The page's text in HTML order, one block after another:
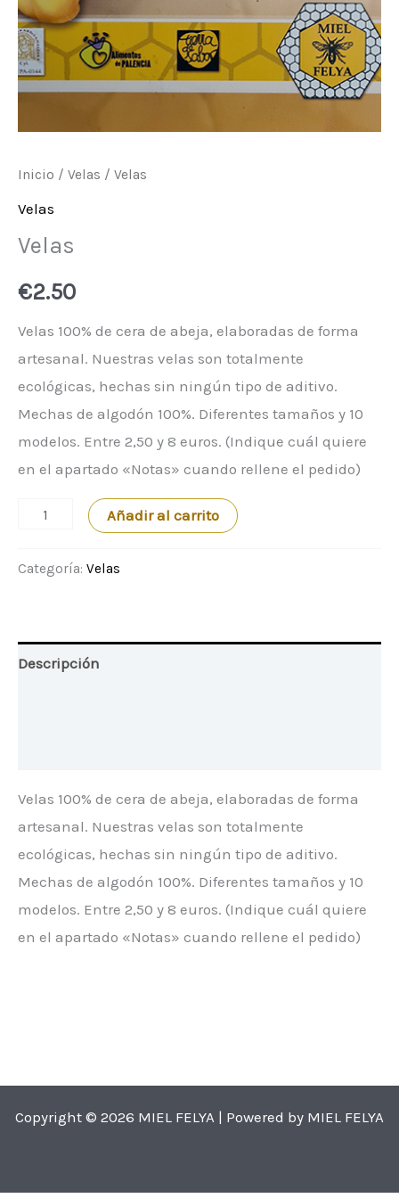
Inicio / Velas / Velas
Velas
Velas
€2.50
Velas 100% de cera de abeja, elaboradas de forma
artesanal. Nuestras velas son totalmente
ecológicas, hechas sin ningún tipo de aditivo.
Mechas de algodón 100%. Diferentes tamaños y 10
modelos. Entre 2,50 y 8 euros. (Indique cuál quiere
en el apartado «Notas» cuando rellene el pedido)
Velas
Añadir al carrito
Categoría: Velas
Descripción
Velas 100% de cera de abeja, elaboradas de forma
artesanal. Nuestras velas son totalmente
ecológicas, hechas sin ningún tipo de aditivo.
Mechas de algodón 100%. Diferentes tamaños y 10
modelos. Entre 2,50 y 8 euros. (Indique cuál quiere
en el apartado «Notas» cuando rellene el pedido)
Copyright © 2026 MIEL FELYA | Powered by MIEL FELYA